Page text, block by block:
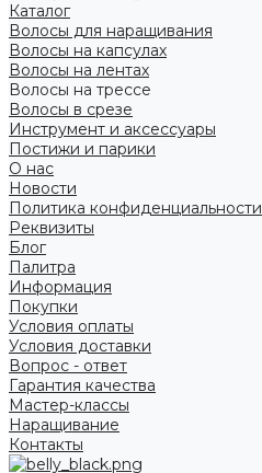
Каталог
Волосы для наращивания
Волосы на капсулах
Волосы на лентах
Волосы на трессе
Волосы в срезе
Инструмент и аксессуары
Постижи и парики
О нас
Новости
Политика конфиденциальности
Реквизиты
Блог
Палитра
Информация
Покупки
Условия оплаты
Условия доставки
Вопрос - ответ
Гарантия качества
Мастер-классы
Наращивание
Контакты